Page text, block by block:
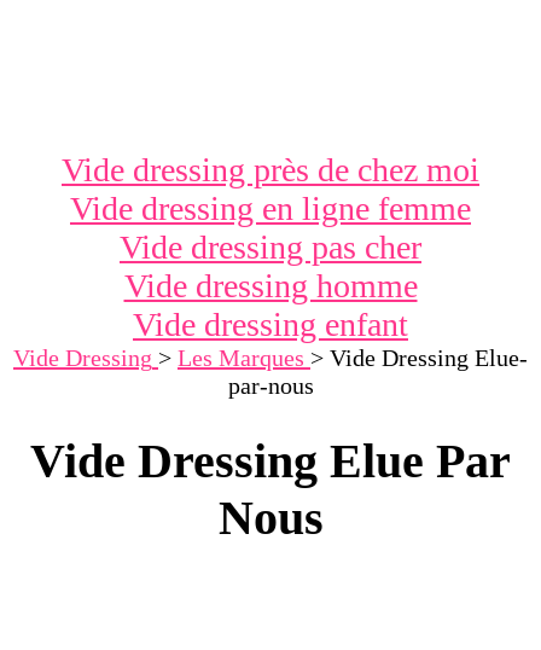
Vide dressing près de chez moi
Vide dressing en ligne femme
Vide dressing pas cher
Vide dressing homme
Vide dressing enfant
Vide Dressing > Les Marques > Vide Dressing Elue-
par-nous
Vide Dressing Elue Par
Nous